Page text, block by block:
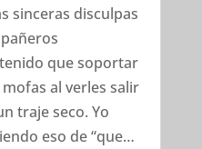
sinceras disculpas
que soportar
al verles salir
traje seco. Yo
eso de “que…